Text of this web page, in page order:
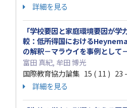
詳細を見る
「学校要因と家庭環境要因が
較：低所得国における
の解釈－マラウイを事例として－
富田 真紀, 牟田 博光
国際教育協力論集 15 ( 11 ) 23
詳細を見る